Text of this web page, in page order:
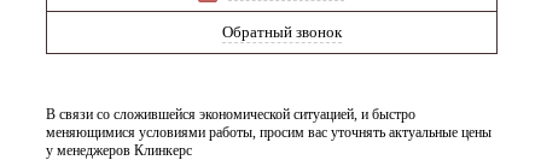
Обратный звонок
В связи со сложившейся экономической ситуацией, и быстро
меняющимися условиями работы, просим вас уточнять актуальные цены
у менеджеров Клинкерс